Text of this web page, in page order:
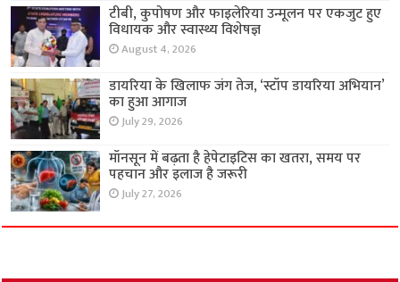
टीबी, कुपोषण और फाइलेरिया उन्मूलन पर एकजुट हुए
विधायक और स्वास्थ्य विशेषज्ञ
August 4, 2026
डायरिया के खिलाफ जंग तेज, ‘स्टॉप डायरिया अभियान’
का हुआ आगाज
July 29, 2026
मॉनसून में बढ़ता है हेपेटाइटिस का खतरा, समय पर
पहचान और इलाज है जरूरी
July 27, 2026